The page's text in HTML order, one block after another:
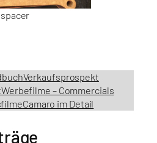
Verkaufsprospekt
Werbefilme – Commercials
Camaro im Detail